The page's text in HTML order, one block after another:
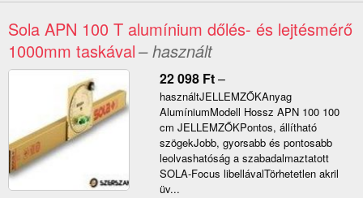
Sola APN 100 T alumínium dőlés- és lejtésmérő
1000mm taskával– használt
22 098 Ft–
használtJELLEMZŐKAnyag
AlumíniumModell Hossz APN 100 100
cm JELLEMZŐKPontos, állítható
szögekJobb, gyorsabb és pontosabb
leolvashatóság a szabadalmaztatott
SOLA-Focus libellávalTörhetetlen akril
üv...